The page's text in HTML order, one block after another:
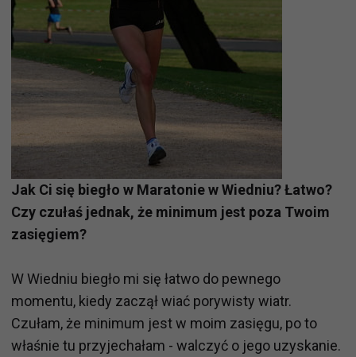
Jak Ci się biegło w Maratonie w Wiedniu? Łatwo?
Czy czułaś jednak, że minimum jest poza Twoim
zasięgiem?
W Wiedniu biegło mi się łatwo do pewnego
momentu, kiedy zaczął wiać porywisty wiatr.
Czułam, że minimum jest w moim zasięgu, po to
właśnie tu przyjechałam - walczyć o jego uzyskanie.